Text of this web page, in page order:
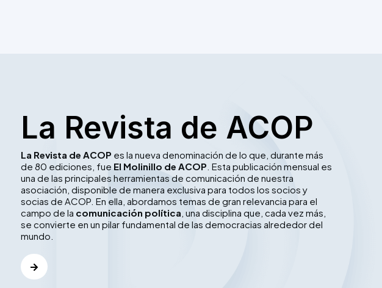
La Revista de ACOP
La Revista de ACOP es la nueva denominación de lo que, durante más
de 80 ediciones, fue El Molinillo de ACOP . Esta publicación mensual es
una de las principales herramientas de comunicación de nuestra
asociación, disponible de manera exclusiva para todos los socios y
socias de ACOP. En ella, abordamos temas de gran relevancia para el
campo de la comunicación política , una disciplina que, cada vez más,
se convierte en un pilar fundamental de las democracias alrededor del
mundo.